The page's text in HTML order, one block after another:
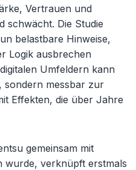
Vertrauen und
schwächt. Die Studie
belastbare Hinweise,
Logik ausbrechen
Umfeldern kann
messbar zur
Effekten, die über Jahre
gemeinsam mit
wurde, verknüpft erstmals